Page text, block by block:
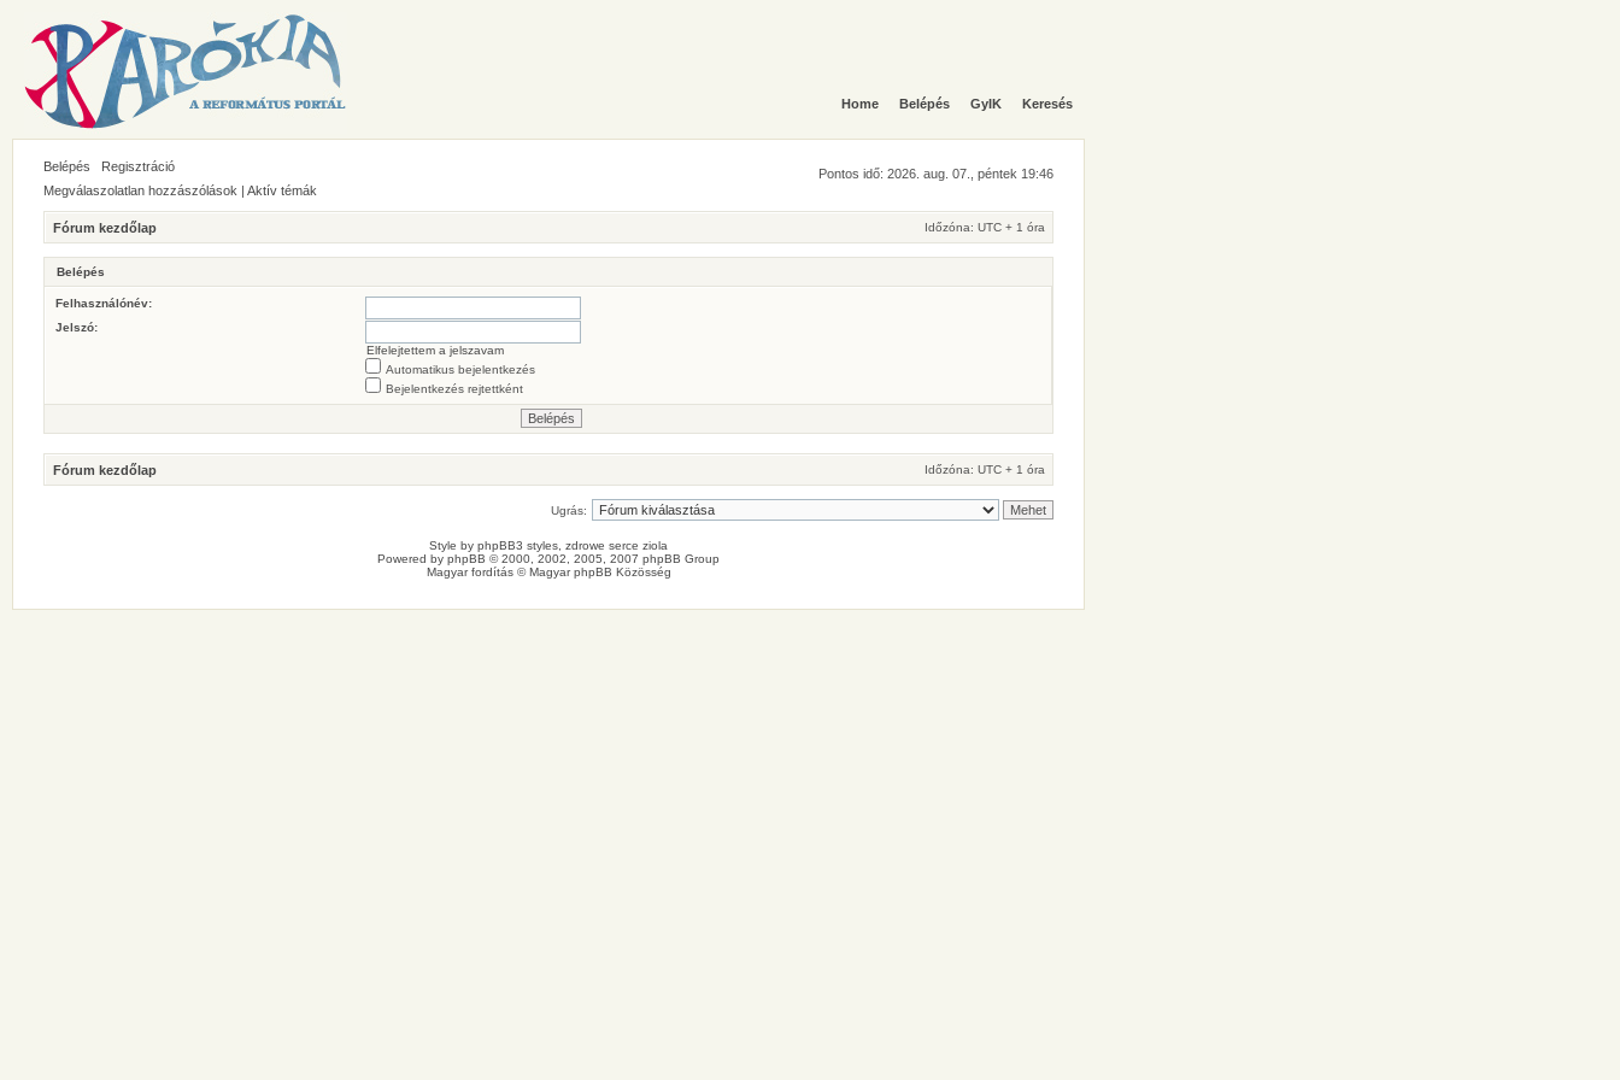
Home Belépés GyIK Keresés
Belépés Regisztráció
Pontos idő: 2026. aug. 07., péntek 19:46
Megválaszolatlan hozzászólások | Aktív témák
Fórum kezdőlap Időzóna: UTC + 1 óra
Belépés
Felhasználónév:
Jelszó:
Elfelejtettem a jelszavam
Automatikus bejelentkezés
Bejelentkezés rejtettként
Fórum kezdőlap Időzóna: UTC + 1 óra
Ugrás:
Style by phpBB3 styles , zdrowe serce ziola
Powered by phpBB © 2000, 2002, 2005, 2007 phpBB Group
Magyar fordítás ©Magyar phpBB Közösség